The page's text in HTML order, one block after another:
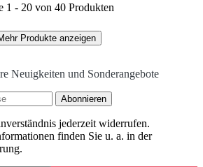
1 - 20 von 40 Produkten
Produkte anzeigen
Neuigkeiten und Sonderangebote
jederzeit widerrufen.
finden Sie u. a. in der